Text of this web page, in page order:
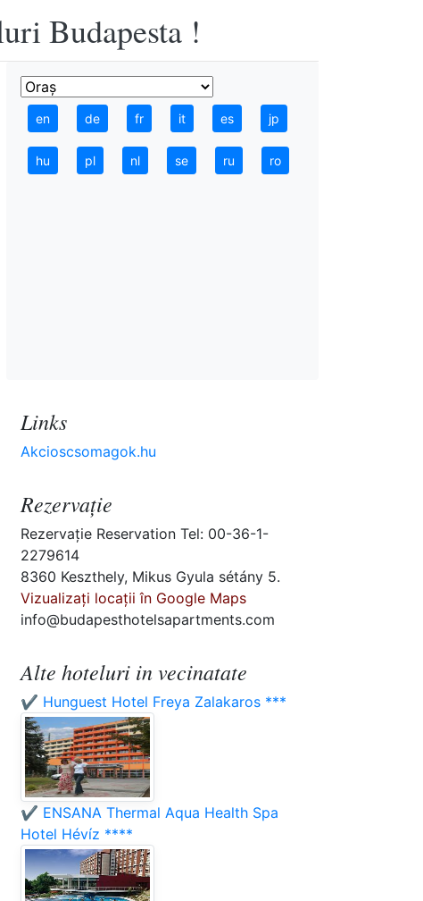
Budapesta !
en de fr it es jp
hu pl nl se ru ro
Links
Akcioscsomagok.hu
Rezervaţie
Rezervaţie Reservation Tel: 00-36-1-
2279614
8360 Keszthely, Mikus Gyula sétány 5.
Vizualizați locații în Google Maps
info@budapesthotelsapartments.com
Alte hoteluri in vecinatate
✔️ Hunguest Hotel Freya Zalakaros ***
✔️ ENSANA Thermal Aqua Health Spa
Hotel Hévíz ****